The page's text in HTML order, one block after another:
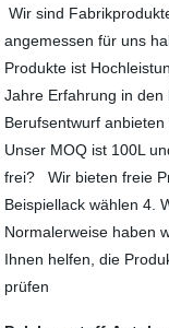
Wir sind
angemessen für uns
Produkte ist
Jahre Erfahrung in
Berufsentwurf
Unser MOQ ist 100L
frei? Wir bieten freie
Beispiellack wählen 4.
Normalerweise haben
Ihnen helfen, die
prüfen